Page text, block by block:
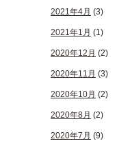
2021年4月 (3)
2021年1月 (1)
2020年12月 (2)
2020年11月 (3)
2020年10月 (2)
2020年8月 (2)
2020年7月 (9)